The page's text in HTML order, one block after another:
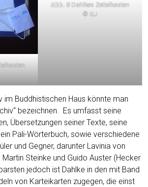
Abb. 5Dah­l­kes Zet­tel­kas­ten
© GJ
im Bud­dhis­ti­schen Haus könn­te man
bezeich­nen. Es umfasst sei­ne
Über­set­zun­gen sei­ner Tex­te, sei­ne
Pali-Wör­ter­buch, sowie ver­schie­de­ne
und Geg­ner, dar­un­ter Lavi­nia von
Mar­tin Stein­ke und Gui­do Aus­ter (Hecker
jedoch ist Dah­l­ke in den mit Band
von Kar­tei­kar­ten zuge­gen, die einst